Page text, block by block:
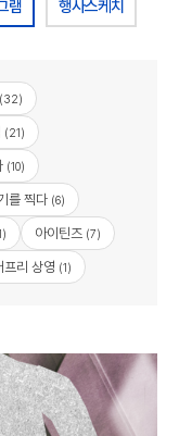
램 행사스케치
(32)
(21)
(10)
를 찍다 (6)
아이틴즈(7)
프리 상영 (1)